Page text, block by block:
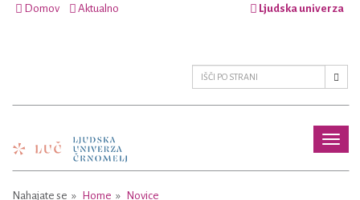
Domov Aktualno Ljudska univerza
Nahajate se Home
Novice